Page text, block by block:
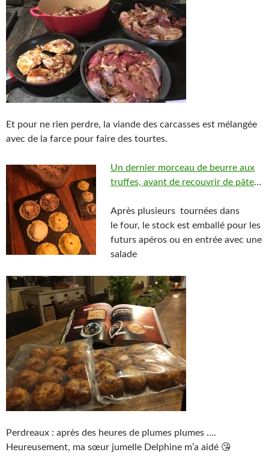
Et pour ne rien perdre, la viande des carcasses est mélangée
avec de la farce pour faire des tourtes.
Un dernier morceau de beurre aux
truffes, avant de recouvrir de pâte…
Après plusieurs tournées dans
le four, le stock est emballé pour les
futurs apéros ou en entrée avec une
salade
Perdreaux : après des heures de plumes plumes ….
Heureusement, ma sœur jumelle Delphine m’a aidé 😘